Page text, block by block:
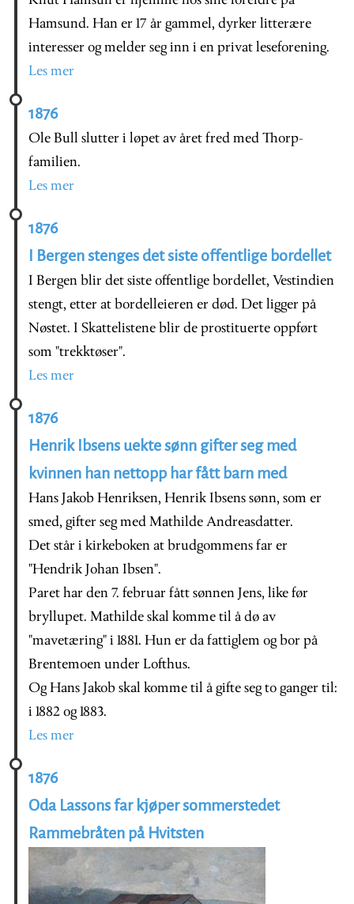
Hamsund. Han er 17 år gammel, dyrker litterære
interesser og melder seg inn i en privat leseforening.
Les mer
1876
Ole Bull slutter i løpet av året fred med Thorp-
familien.
Les mer
1876
I Bergen stenges det siste offentlige bordellet
I Bergen blir det siste offentlige bordellet, Vestindien
stengt, etter at bordelleieren er død. Det ligger på
Nøstet. I Skattelistene blir de prostituerte oppført
som "trekktøser".
Les mer
1876
Henrik Ibsens uekte sønn gifter seg med
kvinnen han nettopp har fått barn med
Hans Jakob Henriksen, Henrik Ibsens sønn, som er
smed, gifter seg med Mathilde Andreasdatter.
Det står i kirkeboken at brudgommens far er
"Hendrik Johan Ibsen".
Paret har den 7. februar fått sønnen Jens, like før
bryllupet. Mathilde skal komme til å dø av
"mavetæring" i 1881. Hun er da fattiglem og bor på
Brentemoen under Lofthus.
Og Hans Jakob skal komme til å gifte seg to ganger til:
i 1882 og 1883.
Les mer
1876
Oda Lassons far kjøper sommerstedet
Rammebråten på Hvitsten